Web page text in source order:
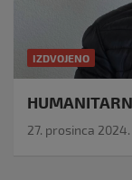
IZDVOJENO
27. prosinca 2024.